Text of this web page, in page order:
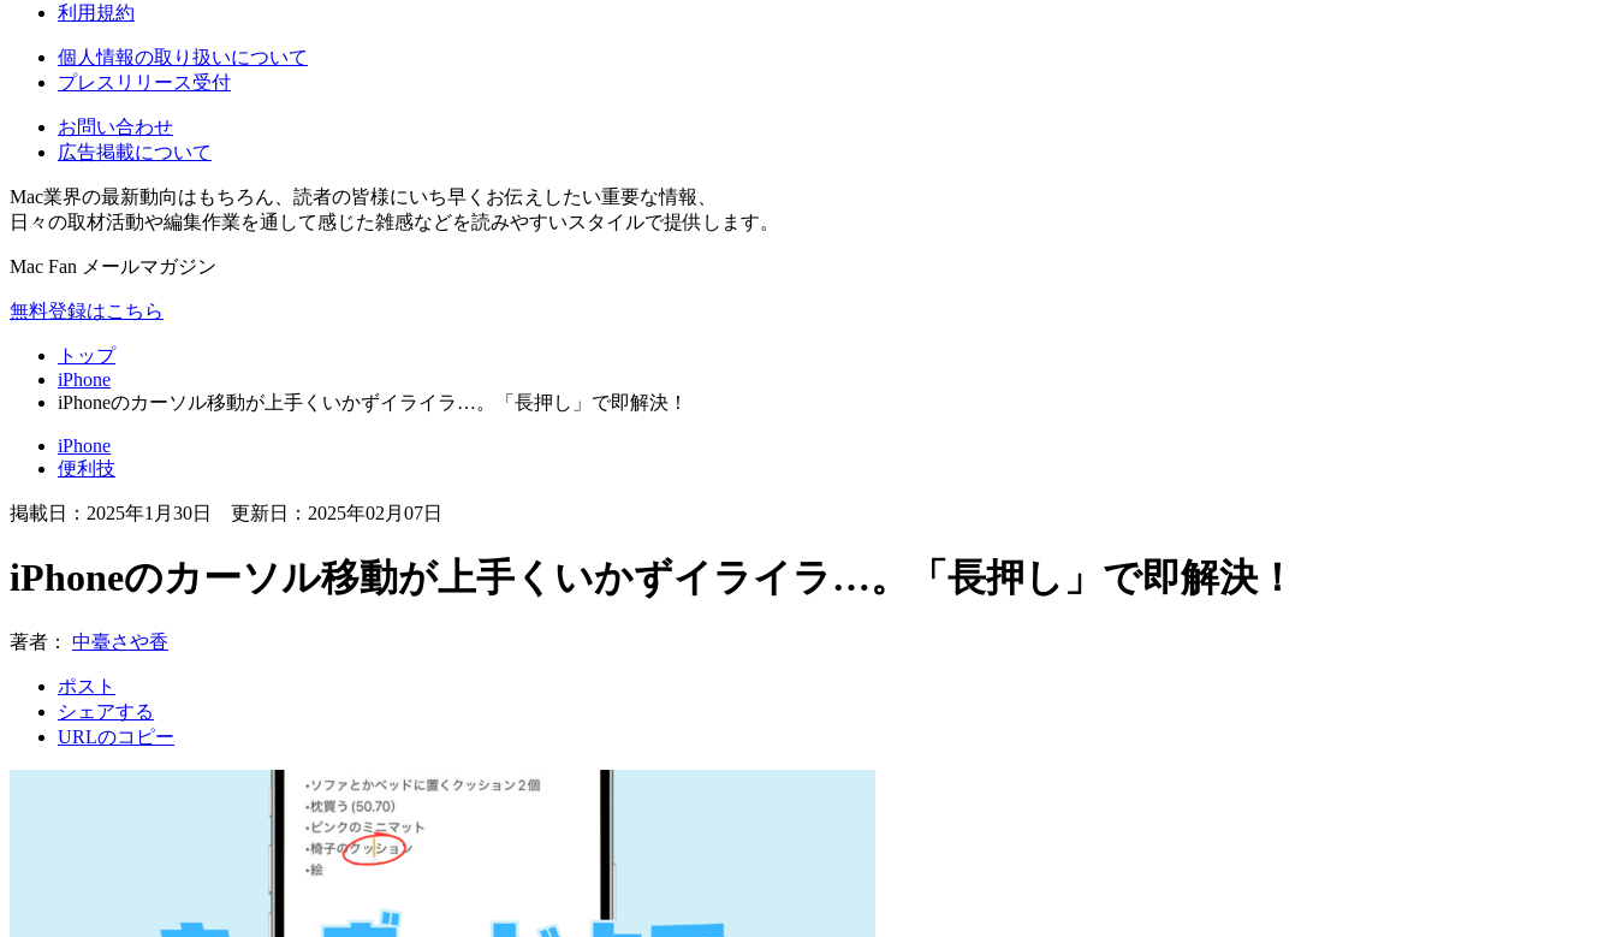
利用規約
個人情報の取り扱いについて
プレスリリース受付
お問い合わせ
広告掲載について
Mac業界の最新動向はもちろん、読者の皆様にいち早くお伝えしたい重要な情報、
日々の取材活動や編集作業を通して感じた雑感などを読みやすいスタイルで提供します。
Mac Fan メールマガジン
無料登録はこちら
トップ
iPhone
iPhoneのカーソル移動が上手くいかずイライラ…。「長押し」で即解決！
iPhone
便利技
掲載日： 2025年1月30日 更新日： 2025年02月07日
iPhoneのカーソル移動が上手くいかずイライラ…。「長押し」で即解決！
著者： 中臺さや香
ポスト
シェアする
URLのコピー